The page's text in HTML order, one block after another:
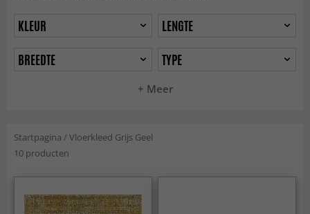
+ Meer
KLEUR
LENGTE
BREEDTE
TYPE
Startpagina /Vloerkleed Grijs Geel
10 producten